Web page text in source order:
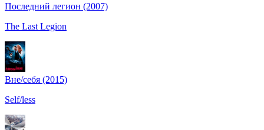
Последний легион (2007)
The Last Legion
Вне/себя (2015)
Self/less